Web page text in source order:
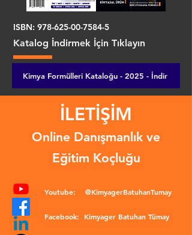
ISBN: 978-625-00-7584-5
Katalog İndirmek İçin Tıklayın
Kimya Formülleri Kataloğu - 2025 - İndir
İLETİŞİM
Online Danışmanlık ve
Eğitim Koçluğu
Youtube: @KimyagerBatuhanTumay
Facebook: Kimyager Batuhan Tümay